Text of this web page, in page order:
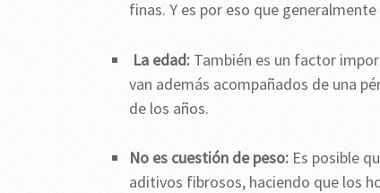
finas. Y es por eso que
La edad: También es un factor
van además acompañados de una
de los años.
No es cuestión de peso: Es posible
aditivos fibrosos, haciendo que los